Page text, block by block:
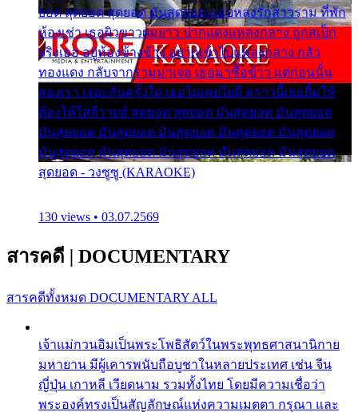
ยอด สุดยอด สุดยอด มันสุดยอด แอบหลงรักสาวราม ที่พัก
ห้องเช่า เธอผิวขาวผมยาว ปากแดงแหลงกลาง ถูกสเป็ก
จริงเธอ อยู่ห้องข้างข้าง อยากเข้าไปแหลงกลาง กลัว
ทองแดง กลับจากรามมาเจอ เธอมาซื้อข้าว แต่ก่อนนั้น
สองเรา เจอะกันครั้งใด เธอไม่เคยไยดี คราวนี้เธอยิ้มให้
ต้องให้ใส่ลีวายส์ สุดยอด สุดยอด มันสุดยอด มันสุดยอด
มันสุดยอด มันสุดยอด มันสุดยอด มันสุดยอด มันสุดยอด
มันสุดยอด มันสุดยอด มันสุดยอด มันสุดยอด มันสุดยอด
สุดยอด - วงซูซู (KARAOKE)
130 views • 03.07.2569
สารคดี | DOCUMENTARY
สารคดีทั้งหมด DOCUMENTARY ALL
เจ้าแม่กวนอิมเป็นพระโพธิสัตว์ในพระพุทธศาสนานิกาย
มหายาน มีผู้เคารพนับถือบูชาในหลายประเทศ เช่น จีน
ญี่ปุ่น เกาหลี เวียดนาม รวมทั้งไทย โดยมีความเชื่อว่า
พระองค์ทรงเป็นสัญลักษณ์แห่งความเมตตา กรุณา และ